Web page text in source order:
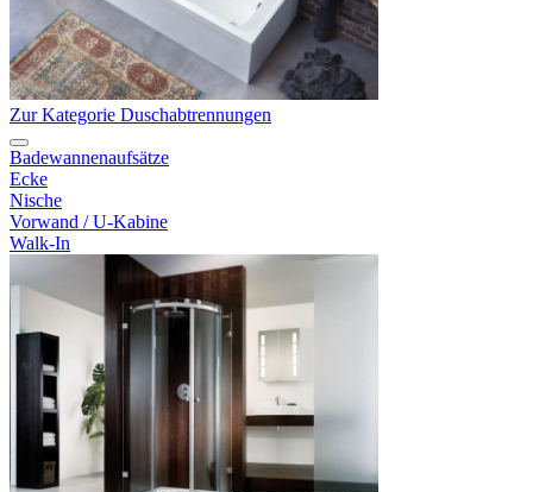
Zur Kategorie Duschabtrennungen
Badewannenaufsätze
Ecke
Nische
Vorwand / U-Kabine
Walk-In